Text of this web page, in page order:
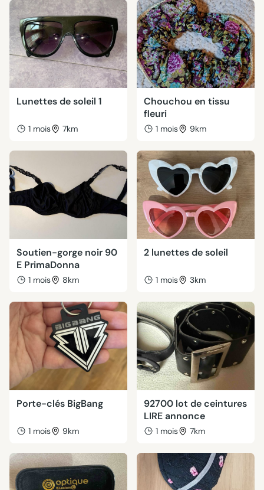
Lunettes de soleil 1
1 mois 7km
Chouchou en tissu
fleuri
1 mois 9km
Soutien-gorge noir 90
E PrimaDonna
1 mois 8km
2 lunettes de soleil
1 mois 3km
Porte-clés BigBang
1 mois 9km
92700 lot de ceintures
LIRE annonce
1 mois 7km